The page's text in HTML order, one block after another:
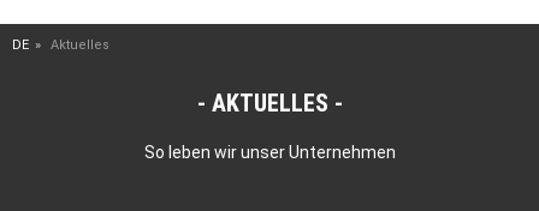
DE Aktuelles
AKTUELLES
So leben wir unser Unternehmen